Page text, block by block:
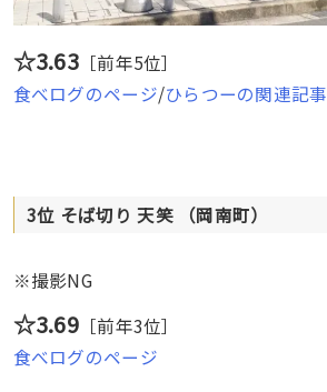
☆3.63 ［前年5位］
食べログのページ/ひらつーの関連記事
3位 そば切り 天笑 （岡南町）
※撮影NG
☆3.69 ［前年3位］
食べログのページ